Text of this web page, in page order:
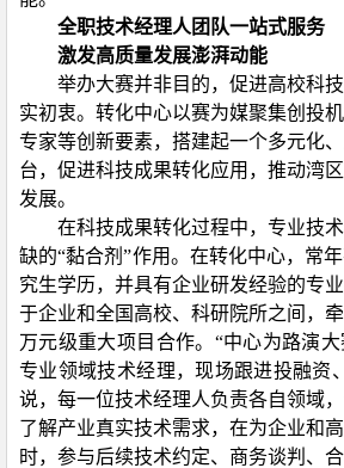
全职技术经理人团队一站式服务
激发高质量发展澎湃动能
举办大赛并非目的，促进高校科
实初衷。转化中心以赛为媒聚集创投
专家等创新要素，搭建起一个多元化
台，促进科技成果转化应用，推动湾
发展。
在科技成果转化过程中，专业技
缺的“黏合剂”作用。在转化中心，常
究生学历，并具有企业研发经验的专
于企业和全国高校、科研院所之间，
万元级重大项目合作。“中心为路演
专业领域技术经理，现场跟进投融资
说，每一位技术经理人负责各自领域
了解产业真实技术需求，在为企业和
时，参与后续技术约定、商务谈判、